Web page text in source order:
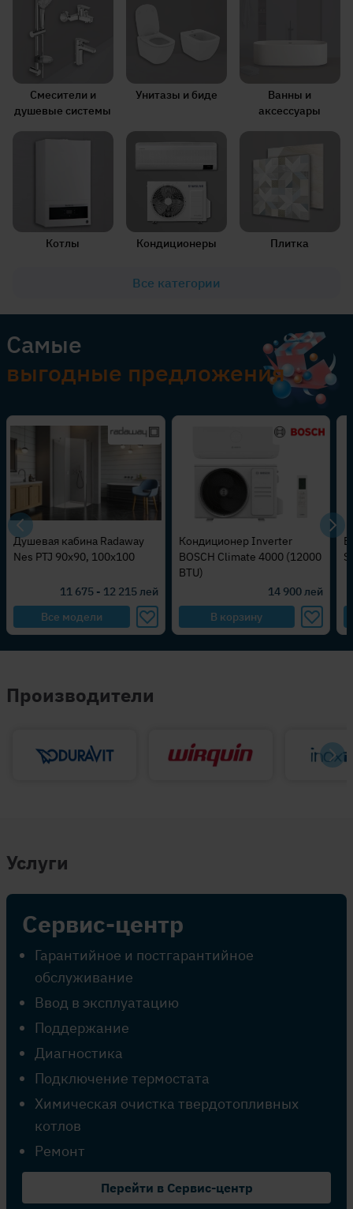
Смесители и
душевые системы
Унитазы и биде
Ванны и
аксессуары
Котлы Кондиционеры Плитка
Все категории
Самые
выгодные предложения
Кондиционер Inverter
BOSCH Climate 4000 (12000
14 900лей
В корзину
-45%
Ванна Freestanding Solid
Surface Riho Bilbao 170
47 700лей
В корзину
Производители
Услуги
Сервис-центр
Гарантийное и постгарантийное
обслуживание
Ввод в эксплуатацию
Поддержание
Диагностика
Подключение термостата
Химическая очистка твердотопливных
котлов
Ремонт
Перейти в Сервис-центр